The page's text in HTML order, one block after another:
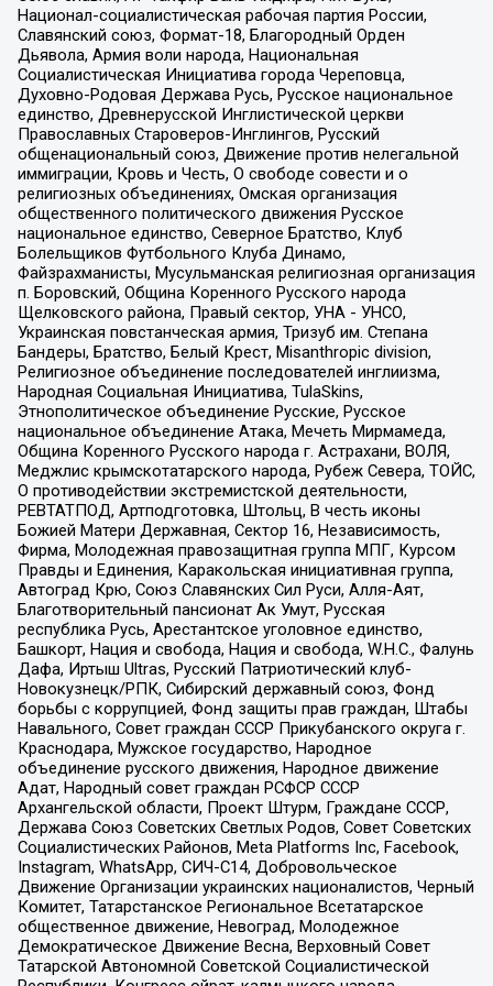
Национал-социалистическая рабочая партия России,
Славянский союз, Формат-18, Благородный Орден
Дьявола, Армия воли народа, Национальная
Социалистическая Инициатива города Череповца,
Духовно-Родовая Держава Русь, Русское национальное
единство, Древнерусской Инглистической церкви
Православных Староверов-Инглингов, Русский
общенациональный союз, Движение против нелегальной
иммиграции, Кровь и Честь, О свободе совести и о
религиозных объединениях, Омская организация
общественного политического движения Русское
национальное единство, Северное Братство, Клуб
Болельщиков Футбольного Клуба Динамо,
Файзрахманисты, Мусульманская религиозная организация
п. Боровский, Община Коренного Русского народа
Щелковского района, Правый сектор, УНА - УНСО,
Украинская повстанческая армия, Тризуб им. Степана
Бандеры, Братство, Белый Крест, Misanthropic division,
Религиозное объединение последователей инглиизма,
Народная Социальная Инициатива, TulaSkins,
Этнополитическое объединение Русские, Русское
национальное объединение Атака, Мечеть Мирмамеда,
Община Коренного Русского народа г. Астрахани, ВОЛЯ,
Меджлис крымскотатарского народа, Рубеж Севера, ТОЙС,
О противодействии экстремистской деятельности,
РЕВТАТПОД, Артподготовка, Штольц, В честь иконы
Божией Матери Державная, Сектор 16, Независимость,
Фирма, Молодежная правозащитная группа МПГ, Курсом
Правды и Единения, Каракольская инициативная группа,
Автоград Крю, Союз Славянских Сил Руси, Алля-Аят,
Благотворительный пансионат Ак Умут, Русская
республика Русь, Арестантское уголовное единство,
Башкорт, Нация и свобода, Нация и свобода, W.H.С., Фалунь
Дафа, Иртыш Ultras, Русский Патриотический клуб-
Новокузнецк/РПК, Сибирский державный союз, Фонд
борьбы с коррупцией, Фонд защиты прав граждан, Штабы
Навального, Совет граждан СССР Прикубанского округа г.
Краснодара, Мужское государство, Народное
объединение русского движения, Народное движение
Адат, Народный совет граждан РСФСР СССР
Архангельской области, Проект Штурм, Граждане СССР,
Держава Союз Советских Светлых Родов, Совет Советских
Социалистических Районов, Meta Platforms Inc, Facebook,
Instagram, WhatsApp, СИЧ-С14, Добровольческое
Движение Организации украинских националистов, Черный
Комитет, Татарстанское Региональное Всетатарское
общественное движение, Невоград, Молодежное
Демократическое Движение Весна, Верховный Совет
Татарской Автономной Советской Социалистической